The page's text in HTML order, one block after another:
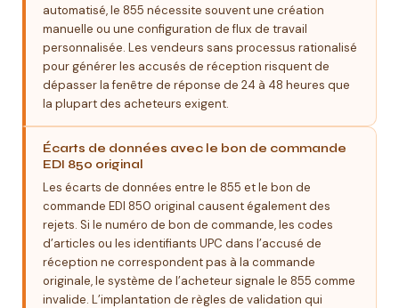
automatisé, le 855 nécessite souvent une création
manuelle ou une configuration de flux de travail
personnalisée. Les vendeurs sans processus rationalisé
pour générer les accusés de réception risquent de
dépasser la fenêtre de réponse de 24 à 48 heures que
la plupart des acheteurs exigent.
Écarts de données avec le bon de commande
EDI 850 original
Les écarts de données entre le 855 et le bon de
commande EDI 850 original causent également des
rejets. Si le numéro de bon de commande, les codes
d’articles ou les identifiants UPC dans l’accusé de
réception ne correspondent pas à la commande
originale, le système de l’acheteur signale le 855 comme
invalide. L’implantation de règles de validation qui